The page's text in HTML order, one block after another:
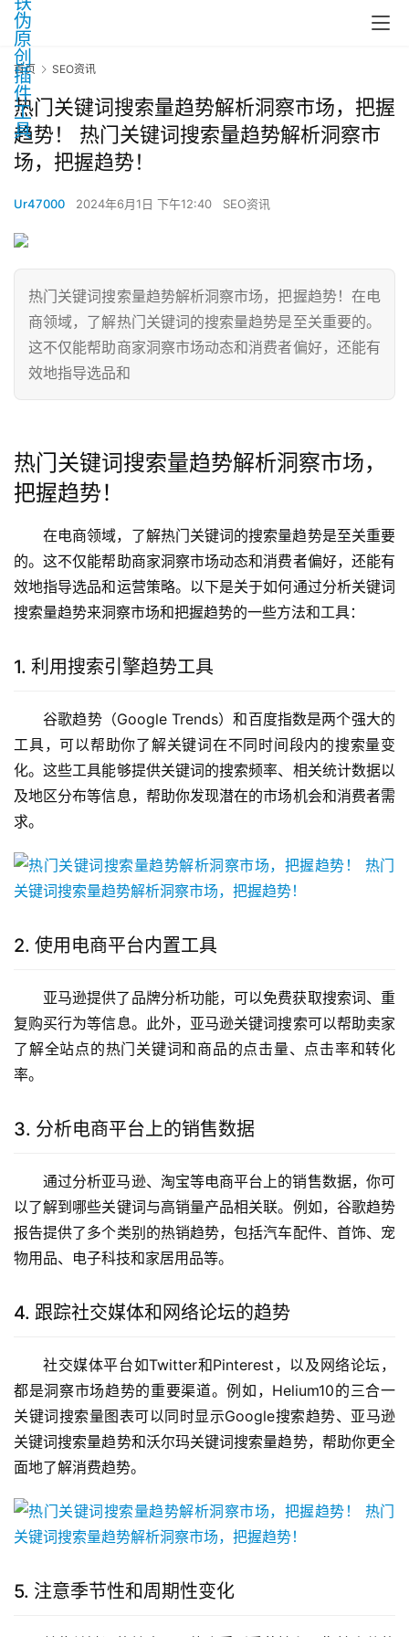
首页 SEO资讯
热门关键词搜索量趋势解析洞察市场，把握
趋势！ 热门关键词搜索量趋势解析洞察市
场，把握趋势！
Ur47000 2024年6月1日 下午12:40 SEO资讯
热门关键词搜索量趋势解析洞察市场，把握趋势！在电
商领域，了解热门关键词的搜索量趋势是至关重要的。
这不仅能帮助商家洞察市场动态和消费者偏好，还能有
效地指导选品和
热门关键词搜索量趋势解析洞察市场，
把握趋势！
在电商领域，了解热门关键词的搜索量趋势是至关重要
的。这不仅能帮助商家洞察市场动态和消费者偏好，还能有
效地指导选品和运营策略。以下是关于如何通过分析关键词
搜索量趋势来洞察市场和把握趋势的一些方法和工具：
1. 利用搜索引擎趋势工具
谷歌趋势（Google Trends）和百度指数是两个强大的
工具，可以帮助你了解关键词在不同时间段内的搜索量变
化。这些工具能够提供关键词的搜索频率、相关统计数据以
及地区分布等信息，帮助你发现潜在的市场机会和消费者需
求。
2. 使用电商平台内置工具
亚马逊提供了品牌分析功能，可以免费获取搜索词、重
复购买行为等信息。此外，亚马逊关键词搜索可以帮助卖家
了解全站点的热门关键词和商品的点击量、点击率和转化
率。
3. 分析电商平台上的销售数据
通过分析亚马逊、淘宝等电商平台上的销售数据，你可
以了解到哪些关键词与高销量产品相关联。例如，谷歌趋势
报告提供了多个类别的热销趋势，包括汽车配件、首饰、宠
物用品、电子科技和家居用品等。
4. 跟踪社交媒体和网络论坛的趋势
社交媒体平台如Twitter和Pinterest，以及网络论坛，
都是洞察市场趋势的重要渠道。例如，Helium10的三合一
关键词搜索量图表可以同时显示Google搜索趋势、亚马逊
关键词搜索量趋势和沃尔玛关键词搜索量趋势，帮助你更全
面地了解消费趋势。
5. 注意季节性和周期性变化